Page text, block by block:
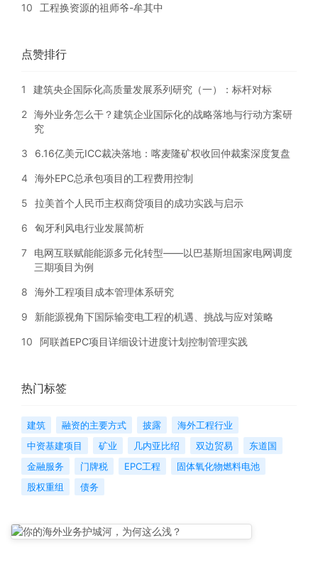
10 工程换资源的祖师爷-牟其中
点赞排行
1 建筑央企国际化高质量发展系列研究（一）：标杆对标
2 海外业务怎么干？建筑企业国际化的战略落地与行动方案研
究
3 6.16亿美元ICC裁决落地：喀麦隆矿权收回仲裁案深度复盘
4 海外EPC总承包项目的工程费用控制
5 拉美首个人民币主权商贷项目的成功实践与启示
6 匈牙利风电行业发展简析
7
电网互联赋能能源多元化转型——以巴基斯坦国家电网调度
三期项目为例
8 海外工程项目成本管理体系研究
9 新能源视角下国际输变电工程的机遇、挑战与应对策略
10 阿联酋EPC项目详细设计进度计划控制管理实践
热门标签
建筑 融资的主要方式 披露
海外工程行业
中资基建项目
矿业 几内亚比绍 双边贸易
东道国
金融服务
门牌税 EPC工程
固体氧化物燃料电池
股权重组
债务